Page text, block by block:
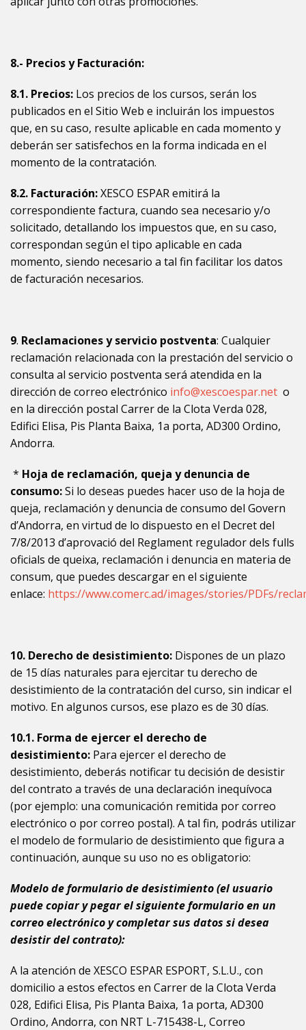
8.- Precios y Facturación:
8.1. Precios: Los precios de los cursos, serán los
publicados en el Sitio Web e incluirán los impuestos
que, en su caso, resulte aplicable en cada momento y
deberán ser satisfechos en la forma indicada en el
momento de la contratación.
8.2. Facturación:XESCO ESPAR emitirá la
correspondiente factura, cuando sea necesario y/o
solicitado, detallando los impuestos que, en su caso,
correspondan según el tipo aplicable en cada
momento, siendo necesario a tal fin facilitar los datos
de facturación necesarios.
9. Reclamaciones y servicio postventa: Cualquier
reclamación relacionada con la prestación del servicio o
consulta al servicio postventa será atendida en la
dirección de correo electrónico info@xescoespar.net o
en la dirección postal Carrer de la Clota Verda 028,
Edifici Elisa, Pis Planta Baixa, 1a porta, AD300 Ordino,
Andorra.
* Hoja de reclamación, queja y denuncia de
consumo:Si lo deseas puedes hacer uso de la hoja de
queja, reclamación y denuncia de consumo del Govern
d’Andorra, en virtud de lo dispuesto en el Decret del
7/8/2013 d’aprovació del Reglament regulador dels fulls
oficials de queixa, reclamación i denuncia en materia de
consum, que puedes descargar en el siguiente
enlace: https://www.comerc.ad/images/stories/PDFs/
10. Derecho de desistimiento: Dispones de un plazo
de 15 días naturales para ejercitar tu derecho de
desistimiento de la contratación del curso, sin indicar el
motivo. En algunos cursos, ese plazo es de 30 días.
10.1. Forma de ejercer el derecho de
desistimiento: Para ejercer el derecho de
desistimiento, deberás notificar tu decisión de desistir
del contrato a través de una declaración inequívoca
(por ejemplo: una comunicación remitida por correo
electrónico o por correo postal). A tal fin, podrás utilizar
el modelo de formulario de desistimiento que figura a
continuación, aunque su uso no es obligatorio:
Modelo de formulario de desistimiento (el usuario
puede copiar y pegar el siguiente formulario en un
correo electrónico y completar sus datos si desea
desistir del contrato):
A la atención de XESCO ESPAR ESPORT, S.L.U., con
domicilio a estos efectos en Carrer de la Clota Verda
028, Edifici Elisa, Pis Planta Baixa, 1a porta, AD300
Ordino, Andorra, con NRT L-715438-L, Correo